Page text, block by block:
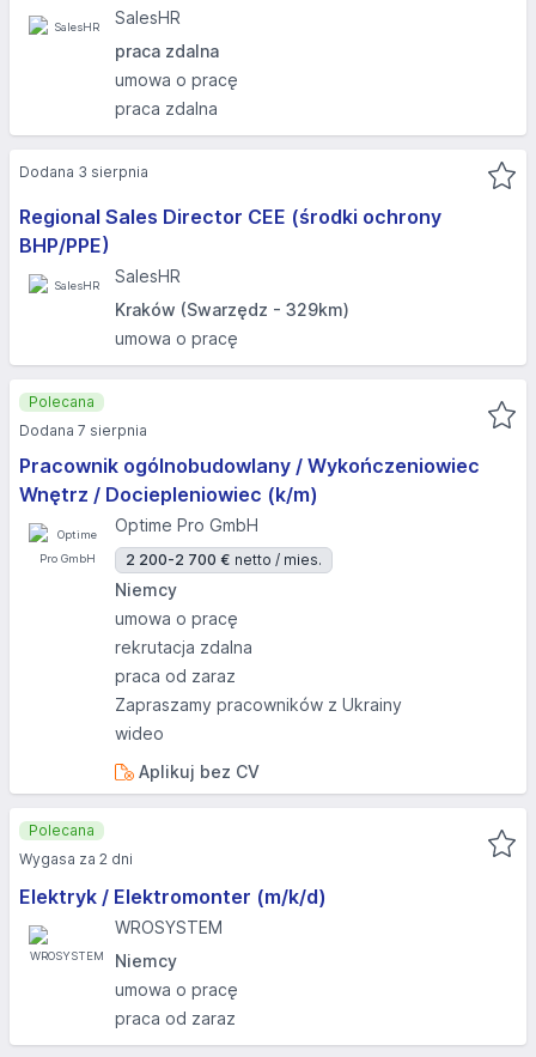
SalesHR
praca zdalna
umowa o pracę
praca zdalna
Regional Sales Director CEE (środki ochrony
BHP/PPE)
SalesHR
Kraków (Swarzędz - 329km)
umowa o pracę
Dodana 3 sierpnia
Pracownik ogólnobudowlany / Wykończeniowiec
Wnętrz / Dociepleniowiec (k/m)
Optime Pro GmbH
2 200-2 700 € netto / mies.
Niemcy
umowa o pracę
rekrutacja zdalna
praca od zaraz
Zapraszamy pracowników z Ukrainy
wideo
Aplikuj bez CV
Polecana
Dodana 7 sierpnia
Elektryk / Elektromonter (m/k/d)
WROSYSTEM
Niemcy
umowa o pracę
praca od zaraz
Polecana
Wygasa za 2 dni